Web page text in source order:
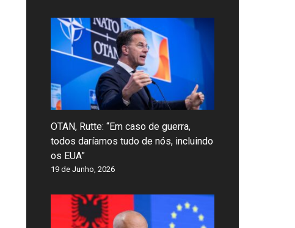
OTAN, Rutte: “Em caso de guerra,
todos daríamos tudo de nós, incluindo
os EUA”
19 de Junho, 2026